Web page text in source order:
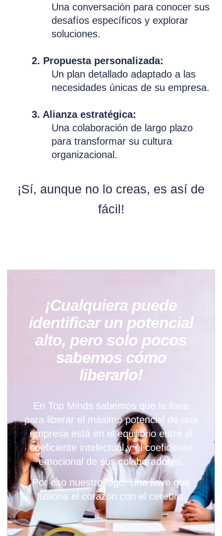
Una conversación para conocer sus
desafíos específicos y explorar
soluciones.
2. Propuesta personalizada:
Un plan detallado adaptado a las
necesidades únicas de su empresa.
3. Alianza estratégica:
Una colaboración de largo plazo
para transformar su cultura
organizacional.
¡Sí, aunque no lo creas, es así de
fácil!
¡Cualquiera puede
identificar un potencial
alto, pero solo pocos
sabemos cómo
liberarlo!
En Top Minds sabemos que la llave
para liberar el máximo potencial de una
empresa está en el equilibrio entre el
coeficiente intelectual y el coeficiente
emocional de sus colaboradores.
Por eso nuestro logo: Una llave que
fusiona el corazón con el cerebro.